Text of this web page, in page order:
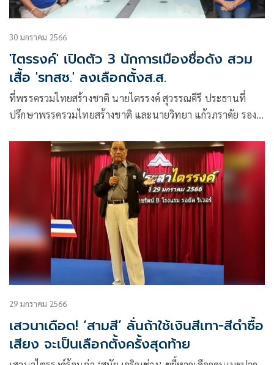
30 มกราคม 2566
'ไตรรงค์' เปิดตัว 3 นักการเมืองชื่อดัง สวม
เสื้อ 'รทสช.' ลงเลือกตั้งส.ส.
ที่พรรครวมไทยสร้างชาติ นายไตรรงค์ สุวรรณคีรี ประธานที่
ปรึกษาพรรครวมไทยสร้างชาติ และนายวิทยา แก้วภราดัย รอง
29 มกราคม 2566
เสวนาเดือด! ‘สามสี’ ลั่นถ้าใช้เงินสีเทา-สีดำซื้อ
เสียง จะเป็นเลือกตั้งครั้งสุดท้าย